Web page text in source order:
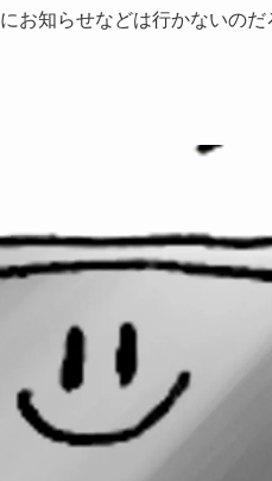
お知らせなどは行かないのだ